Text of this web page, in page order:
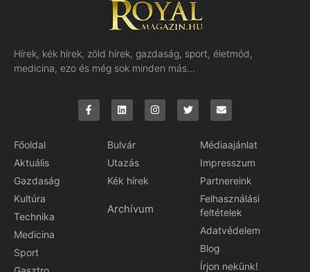
Hírek, kék hírek, zöld hírek, gazdaság, sport, életmód,
medicina, ezo és még sok minden más…
Főoldal
Aktuális
Gazdaság
Kultúra
Technika
Medicina
Sport
Bulvár
Utazás
Kék hírek
Archívum
Médiaajánlat
Impresszum
Partnereink
Felhasználási
feltételek
Adatvédelem
Blog
Írjon nekünk!